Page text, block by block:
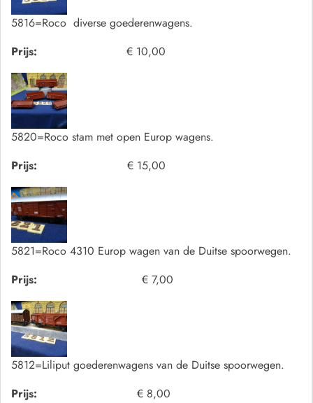
5816=Roco diverse goederenwagens.
Prijs:
€ 10,00
5820=Roco stam met open Europ wagens.
Prijs:
€ 15,00
5821=Roco 4310 Europ wagen van de Duitse spoorwegen.
Prijs:
€ 7,00
5812=Liliput goederenwagens van de Duitse spoorwegen.
Prijs:
€ 8,00